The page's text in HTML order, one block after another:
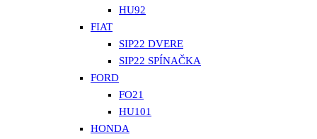
HU92
FIAT
SIP22 DVERE
SIP22 SPÍNAČKA
FORD
FO21
HU101
HONDA